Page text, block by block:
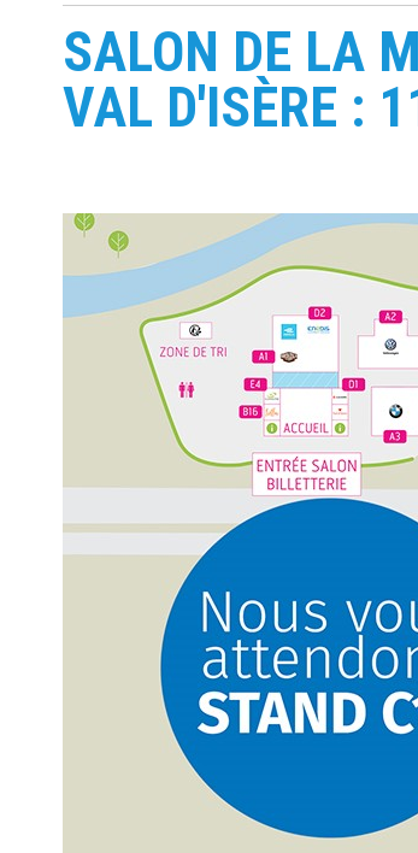
SALON DE LA
VAL D'ISÈRE :